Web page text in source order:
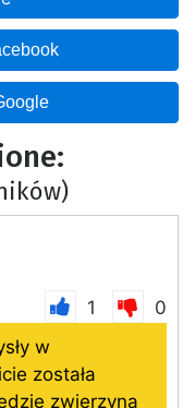
1
0
w
została
zwierzyna